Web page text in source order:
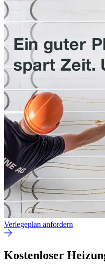
Verlegeplan anfordern
Kostenloser